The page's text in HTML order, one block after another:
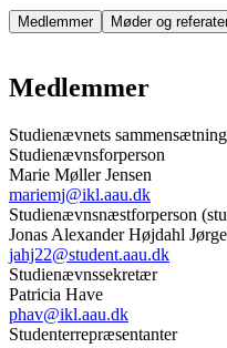
Medlemmer Møder og
Medlemmer
Studienævnets sammensætning
Studienævnsforperson
Marie Møller Jensen
mariemj@ikl.aau.dk
Studienævnsnæstforperson
Jonas Alexander Højdahl
jahj22@student.aau.dk
Studienævnssekretær
Patricia Have
phav@ikl.aau.dk
Studenterrepræsentanter